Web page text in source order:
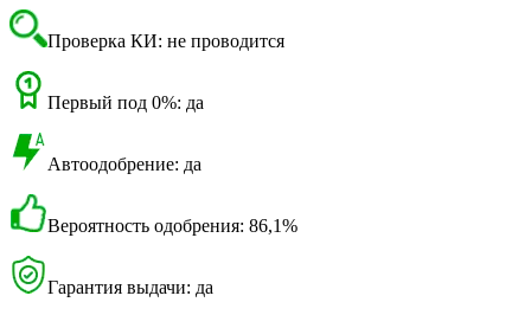
Проверка КИ: не проводится
Первый под 0%: да
Автоодобрение: да
Вероятность одобрения: 86,1%
Гарантия выдачи: да